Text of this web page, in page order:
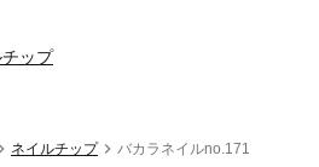
ップ
ネイルチップ
バカラネイルno.171